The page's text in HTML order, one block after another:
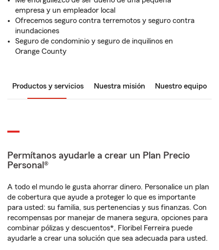
empresa y un empleador local
Ofrecemos seguro contra terremotos y seguro contra
inundaciones
Seguro de condominio y seguro de inquilinos en
Orange County
Productos y servicios Nuestra misión Nuestro equipo
Permítanos ayudarle a crear un Plan Precio
Personal®
A todo el mundo le gusta ahorrar dinero. Personalice un plan
de cobertura que ayude a proteger lo que es importante
para usted: su familia, sus pertenencias y sus finanzas. Con
recompensas por manejar de manera segura, opciones para
combinar pólizas y descuentos*, Floribel Ferreira puede
ayudarle a crear una solución que sea adecuada para usted.